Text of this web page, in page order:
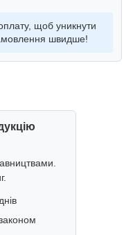
щоб уникнути
швидше!